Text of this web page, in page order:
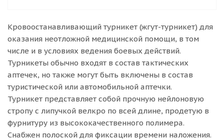
Кровоостанавливающий турникет (жгут-турникет) для
оказания неотложной медицинской помощи, в том
числе и в условиях ведения боевых действий.
Турникеты обычно входят в состав тактических
аптечек, но также могут быть включены в состав
туристической или автомобильной аптечки.
Турникет представляет собой прочную нейлоновую
стропу с липучкой велкро по всей длине, продетую в
фурнитуру из высококачественного полимера.
Снабжен полоской для фиксации времени наложения.